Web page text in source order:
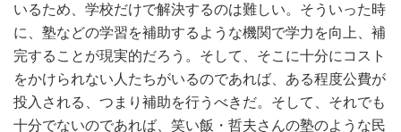
いるため、学校だけで解決するのは難しい。そういった時
に、塾などの学習を補助するような機関で学力を向上、補
完することが現実的だろう。そして、そこに十分にコスト
をかけられない人たちがいるのであれば、ある程度公費が
投入される、つまり補助を行うべきだ。そして、それでも
十分でないのであれば、笑い飯・哲夫さんの塾のような民